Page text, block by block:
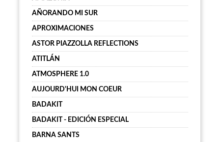
AÑORANDO MI SUR
APROXIMACIONES
ASTOR PIAZZOLLA REFLECTIONS
ATITLÁN
ATMOSPHERE 1.0
AUJOURD'HUI MON COEUR
BADAKIT
BADAKIT - EDICIÓN ESPECIAL
BARNA SANTS